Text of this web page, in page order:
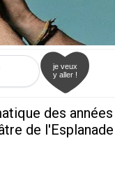
je veux
y aller !
des
de